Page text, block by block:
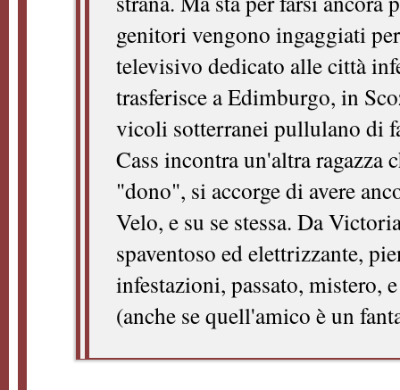
genitori vengono ingaggiati
televisivo dedicato alle città
trasferisce a Edimburgo, in
vicoli sotterranei pullulano di
Cass incontra un'altra ragazza
"dono", si accorge di avere
Velo, e su se stessa. Da
spaventoso ed elettrizzante,
infestazioni, passato, mistero,
(anche se quell'amico è un